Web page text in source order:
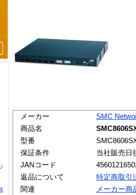
メーカー
SMC
商品名
型番
保証条件
当社販売日
JANコード
返品について
特定商取引
関連
メーカー商